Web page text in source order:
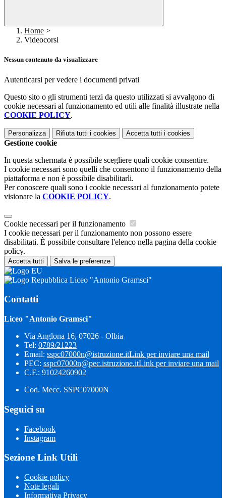
Home >
Videocorsi
Nessun contenuto da visualizzare
Autenticarsi per vedere i documenti privati
Questo sito o gli strumenti terzi da questo utilizzati si avvalgono di
cookie necessari al funzionamento ed utili alle finalità illustrate nella
COOKIE POLICY.
Personalizza Rifiuta tutti i cookies Accetta tutti i cookies
Gestione cookie
In questa schermata è possibile scegliere quali cookie consentire.
I cookie necessari sono quelli che consentono il funzionamento della
piattaforma e non è possibile disabilitarli.
Per conoscere quali sono i cookie necessari al funzionamento potete
visionare la COOKIE POLICY.
Cookie necessari per il funzionamento
I cookie necessari per il funzionamento non possono essere
disabilitati. È possibile consultare l'elenco nella pagina della cookie
policy.
Accetta tutti Salva le preferenze
Liceo "Antonio Gramsci"
Contatti
Liceo "Antonio Gramsci"
Via Anglona 16, 07026 - Olbia
Tel: 0789/21223
Email: sspc07000n@istruzione.itLink per inviare una mail
PEC: sspc07000n@pec.istruzione.itLink per inviare una mail
C.F.: 91024260902
Cod. Mecc. SSPC07000N
Seguici su
Facebook
Instagram
Sezione Link Utili
Cookie policy
Note legali
Informativa Privacy